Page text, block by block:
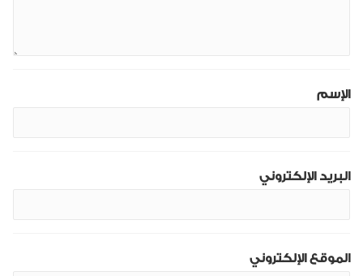
الإسم
البريد الإلكتروني
الموقع الإلكتروني